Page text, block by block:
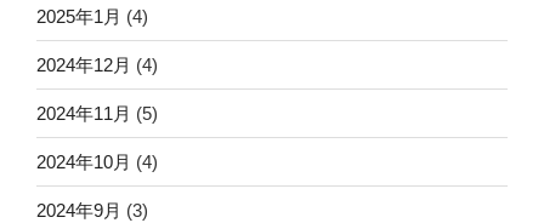
2025年1月 (4)
2024年12月 (4)
2024年11月 (5)
2024年10月 (4)
2024年9月 (3)